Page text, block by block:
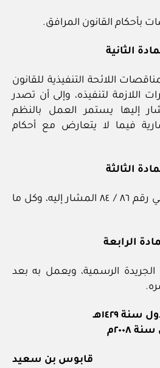
بأحكام القانون المرافق.
الثانية
اللائحة التنفيذية للقانون
اللازمة لتنفيذه، وإلى أن تصدر
إليها يستمر العمل بالنظم
فيما لا يتعارض مع أحكام
الثالثة
يلغى المرسوم السلطاني رقم ٨٦ / ٨٤ المشار إليه، وكل ما
الرابعة
الرسمية، ويعمل به بعد
قابوس بن سعيد